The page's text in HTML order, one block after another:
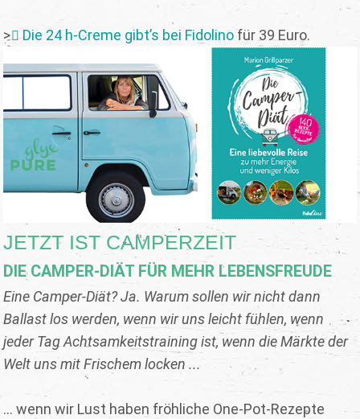
> Die 24 h-Creme gibt’s bei Fidolinofür 39 Euro.
JETZT IST CAMPERZEIT
DIE CAMPER-DIÄT FÜR MEHR LEBENSFREUDE
Eine Camper-Diät? Ja. Warum sollen wir nicht dann
Ballast los werden, wenn wir uns leicht fühlen, wenn
jeder Tag Achtsamkeitstraining ist, wenn die Märkte der
Welt uns mit Frischem locken ...
... wenn wir Lust haben fröhliche One-Pot-Rezepte